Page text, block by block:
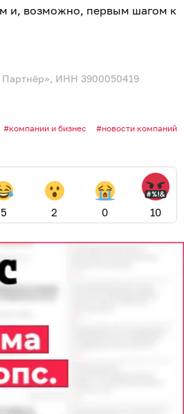
и, возможно, первым шагом к
ИНН 3900050419
компании и бизнес новости компаний
5 2 0 10